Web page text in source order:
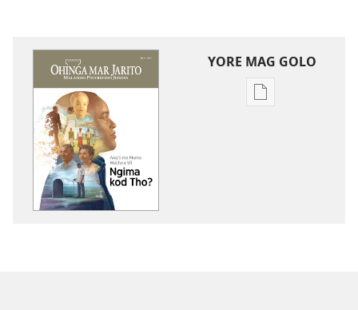
YORE MAG GOLO
Yore